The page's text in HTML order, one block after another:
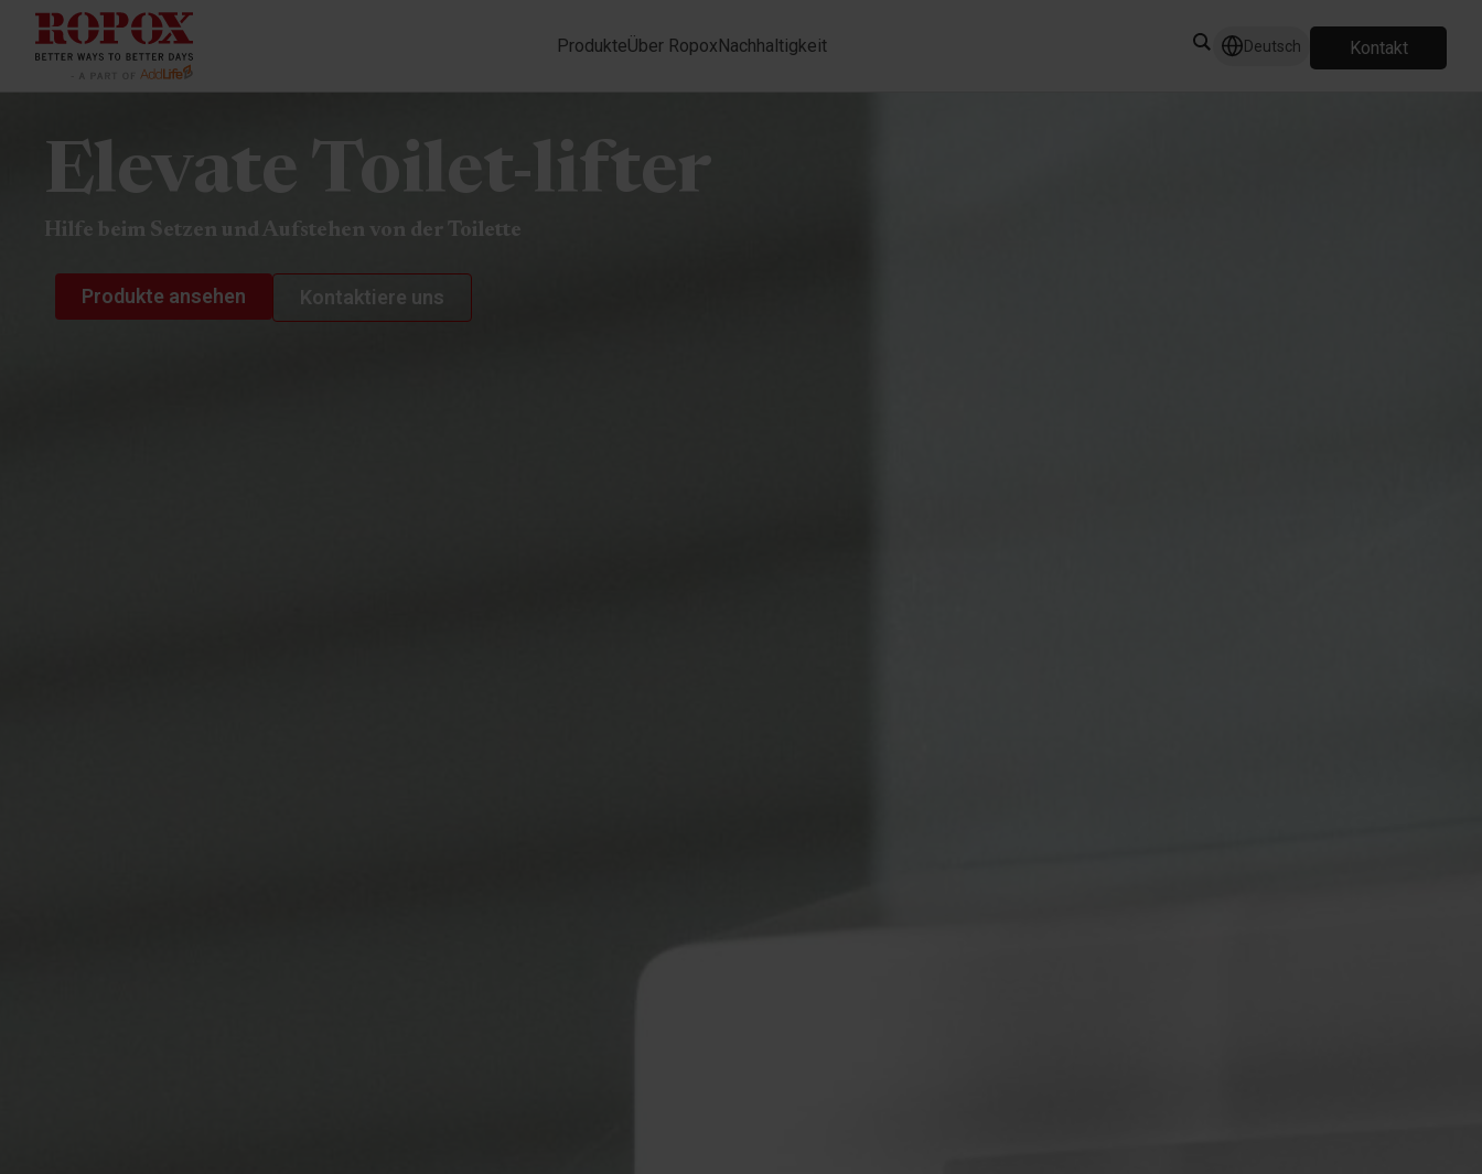
ProdukteÜber RopoxNachhaltigkeit Deutsch Kontakt
Elevate Toilet-lifter
Hilfe beim Setzen und Aufstehen von der Toilette
Produkte ansehen Kontaktiere uns